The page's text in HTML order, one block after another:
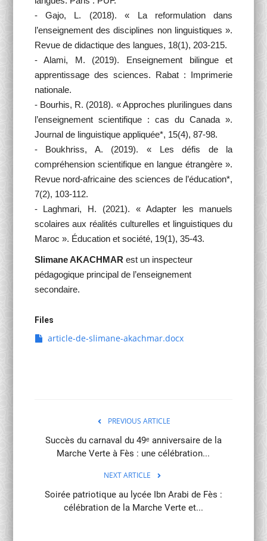
- Gajo, L. (2018). « La reformulation dans
l’enseignement des disciplines non linguistiques ».
Revue de didactique des langues, 18(1), 203-215.
- Alami, M. (2019). Enseignement bilingue et
apprentissage des sciences. Rabat : Imprimerie
nationale.
- Bourhis, R. (2018). « Approches plurilingues dans
l’enseignement scientifique : cas du Canada ».
Journal de linguistique appliquée*, 15(4), 87-98.
- Boukhriss, A. (2019). « Les défis de la
compréhension scientifique en langue étrangère ».
Revue nord-africaine des sciences de l’éducation*,
7(2), 103-112.
- Laghmari, H. (2021). « Adapter les manuels
scolaires aux réalités culturelles et linguistiques du
Maroc ». Éducation et société, 19(1), 35-43.
Slimane AKACHMAR est un inspecteur
pédagogique principal de l’enseignement
secondaire.
Files
article-de-slimane-akachmar.docx
PREVIOUS ARTICLE
Succès du carnaval du 49ᵉ anniversaire de la
Marche Verte à Fès : une célébration...
NEXT ARTICLE
Soirée patriotique au lycée Ibn Arabi de Fès :
célébration de la Marche Verte et...